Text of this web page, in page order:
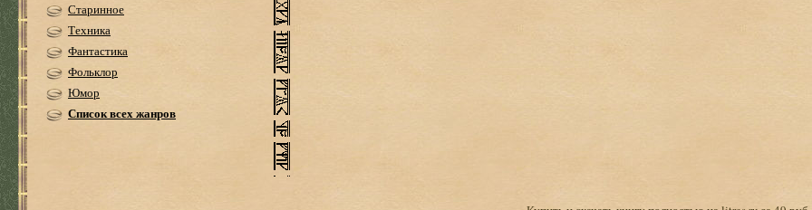
Старинное
Техника
Фантастика
Фольклор
Юмор
Список всех жанров